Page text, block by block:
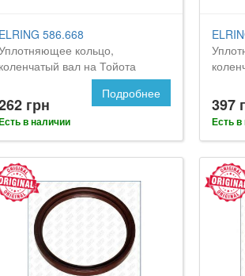
ELRING 586.668
кольцо,
коленчатый вал на Тойота
грн
в наличии
Подробнее
397
Есть в